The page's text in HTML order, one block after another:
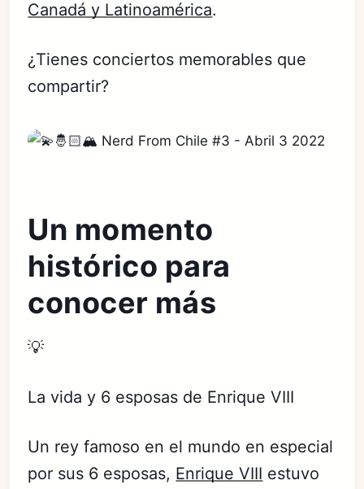
Canadá y Latinoamérica.
¿Tienes conciertos memorables que
compartir?
Un momento
histórico para
conocer más
💡
La vida y 6 esposas de Enrique VIII
Un rey famoso en el mundo en especial
por sus 6 esposas, Enrique VIII estuvo